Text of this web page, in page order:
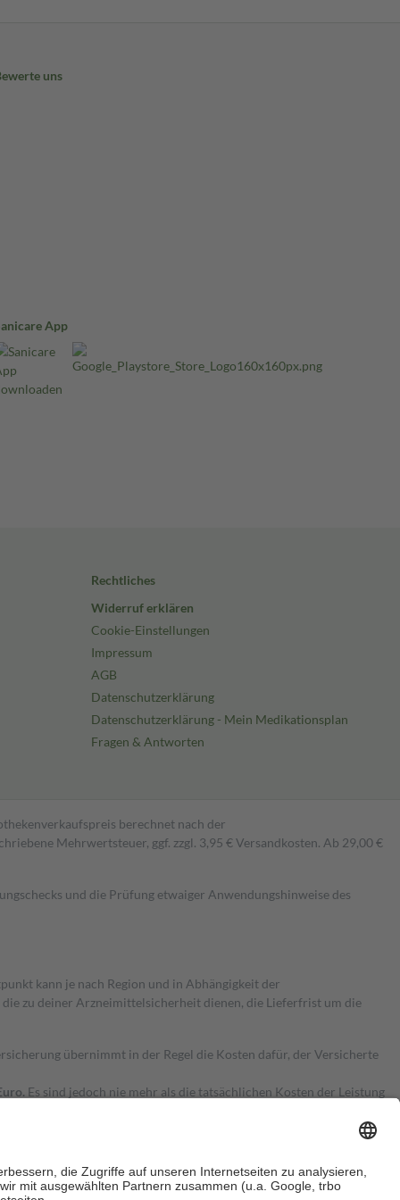
uns
App
Rechtliches
Widerruf erklären
Cookie-Einstellungen
Impressum
AGB
Datenschutzerklärung
Datenschutzerklärung - Mein Medikationsplan
Fragen & Antworten
berechnet nach der
Mehrwertsteuer, ggf. zzgl. 3,95 € Versandkosten. Ab 29,00 €
und die Prüfung etwaiger Anwendungshinweise des
kann je nach Region und in Abhängigkeit der
zu deiner Arzneimittelsicherheit dienen, die Lieferfrist um die
übernimmt in der Regel die Kosten dafür, der Versicherte
Es sind jedoch nie mehr als die tatsächlichen Kosten der Leistung
Zuzahlungen an bei: